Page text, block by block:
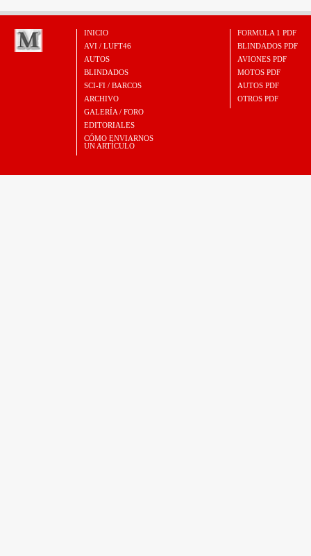
INICIO
AVI / LUFT46
AUTOS
BLINDADOS
SCI-FI / BARCOS
ARCHIVO
GALERÍA / FORO
EDITORIALES
CÓMO ENVIARNOS
UN ARTÍCULO
FORMULA 1 PDF
BLINDADOS PDF
AVIONES PDF
MOTOS PDF
AUTOS PDF
OTROS PDF